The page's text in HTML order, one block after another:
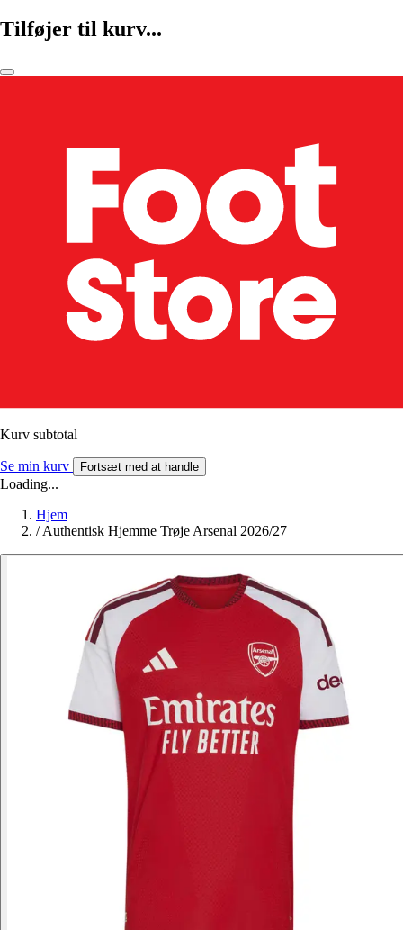
Tilføjer til kurv...
Kurv subtotal
Se min kurv Fortsæt med at handle
Loading...
Hjem
/ Authentisk Hjemme Trøje Arsenal 2026/27